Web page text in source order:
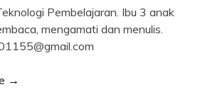
Pembelajaran. Ibu 3 anak
mengamati dan menulis.
→